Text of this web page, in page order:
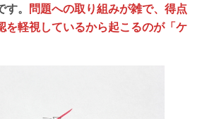
。 問題への取り組みが雑で、得点
を軽視しているから起こるのが「ケ